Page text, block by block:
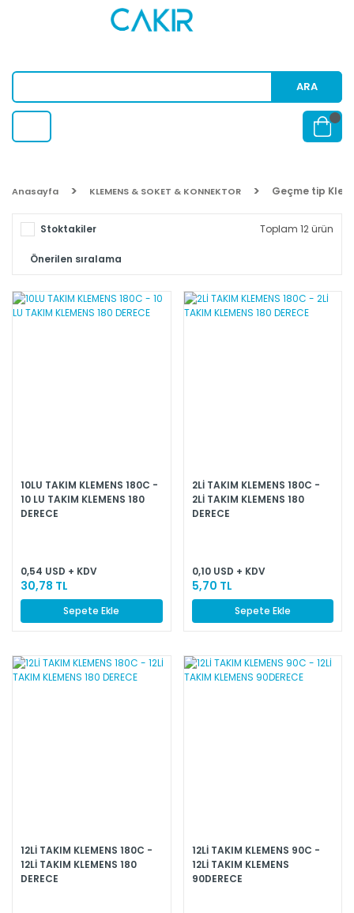
ARA
Anasayfa KLEMENS & SOKET & KONNEKTOR Geçme tip
Stoktakiler Toplam 12 ürün
10LU TAKIM KLEMENS 180C -
10 LU TAKIM KLEMENS 180
DERECE
0,54 USD + KDV
30,78 TL
Sepete Ekle
2Lİ TAKIM KLEMENS 180C -
2Lİ TAKIM KLEMENS 180
DERECE
0,10 USD + KDV
5,70 TL
Sepete Ekle
12Lİ TAKIM KLEMENS 180C -
12Lİ TAKIM KLEMENS 180
DERECE
12Lİ TAKIM KLEMENS 90C -
12Lİ TAKIM KLEMENS
90DERECE